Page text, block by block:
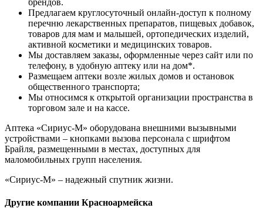
Предлагаем круглосуточный онлайн-доступ к полному
перечню лекарственных препаратов, пищевых добавок,
товаров для мам и малышей, ортопедических изделий,
активной косметики и медицинских товаров.
Мы доставляем заказы, оформленные через сайт или по
телефону, в удобную аптеку или на дом*.
Размещаем аптеки возле жилых домов и остановок
общественного транспорта;
Мы относимся к открытой организации пространства в
торговом зале и на кассе.
Аптека «Сириус-М» оборудована внешними вызывными
устройствами – кнопками вызова персонала с шрифтом
Брайля, размещенными в местах, доступных для
маломобильных групп населения.
«Сириус-М» – надежный спутник жизни.
Другие компании Красноармейска